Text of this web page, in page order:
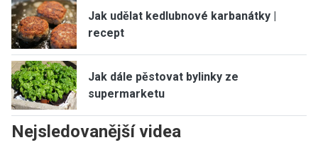
Jak udělat kedlubnové karbanátky |
recept
Jak dále pěstovat bylinky ze
supermarketu
Nejsledovanější videa